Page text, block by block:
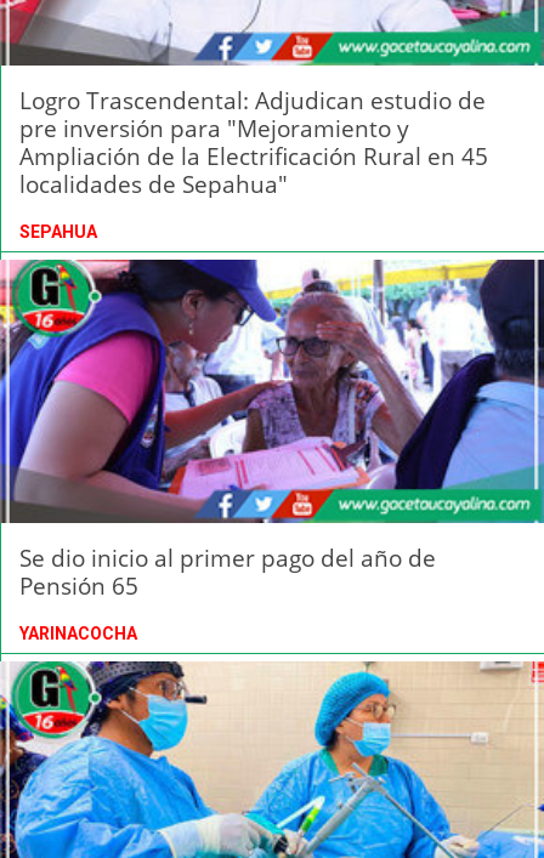
Logro Trascendental: Adjudican estudio de
pre inversión para "Mejoramiento y
Ampliación de la Electrificación Rural en 45
localidades de Sepahua"
SEPAHUA
Se dio inicio al primer pago del año de
Pensión 65
YARINACOCHA